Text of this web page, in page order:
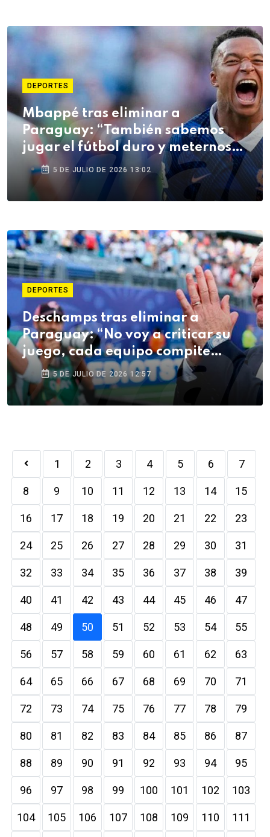
DEPORTES
Mbappé tras eliminar a
Paraguay: “También sabemos
jugar el fútbol duro y meternos
en la pelea”
5 DE JULIO DE 2026 13:02
DEPORTES
Deschamps tras eliminar a
Paraguay: “No voy a criticar su
juego, cada equipo compite
como quiere”
5 DE JULIO DE 2026 12:57
1 2 3 4 5 6 7
8 9 10 11 12 13 14 15
16 17 18 19 20 21 22 23
24 25 26 27 28 29 30 31
32 33 34 35 36 37 38 39
40 41 42 43 44 45 46 47
48 49 50 51 52 53 54 55
56 57 58 59 60 61 62 63
64 65 66 67 68 69 70 71
72 73 74 75 76 77 78 79
80 81 82 83 84 85 86 87
88 89 90 91 92 93 94 95
96 97 98 99 100 101 102 103
104 105 106 107 108 109 110 111